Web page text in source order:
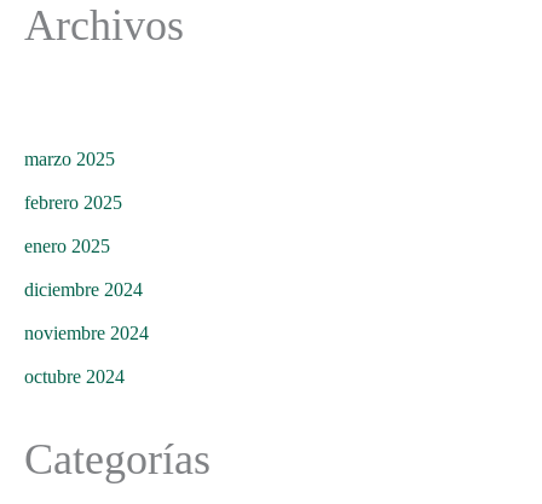
Archivos
marzo 2025
febrero 2025
enero 2025
diciembre 2024
noviembre 2024
octubre 2024
Categorías